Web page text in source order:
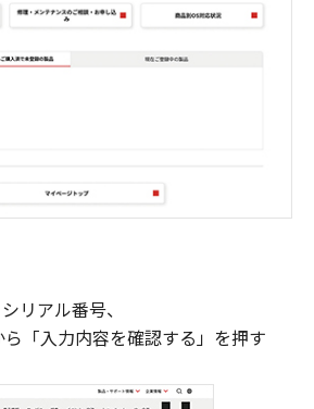
リアル番号、
「入力内容を確認する」を押す